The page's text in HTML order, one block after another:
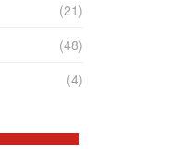
(21)
(48)
(4)